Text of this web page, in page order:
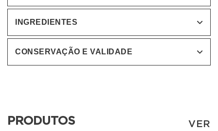
INGREDIENTES
CONSERVAÇÃO E VALIDADE
PRODUTOS
VER